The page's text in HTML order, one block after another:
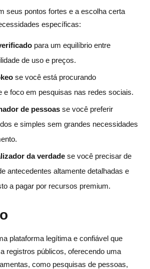
seus pontos fortes e a escolha certa
específicas:
para um equilíbrio entre
de uso e preços.
se você está procurando
e foco em pesquisas nas redes sociais.
de pessoas se você preferir
e simples sem grandes necessidades
da verdade se você precisar de
antecedentes altamente detalhadas e
a pagar por recursos premium.
plataforma legítima e confiável que
registros públicos, oferecendo uma
como pesquisas de pessoas,